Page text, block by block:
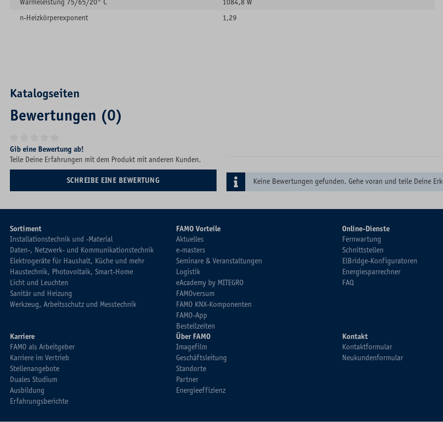
Wärmeleistung 75/65/20° C
1084,8 W
n-Heizkörperexponent
1,29
Katalogseiten
Bewertungen (0)
Durchschnittliche Bewertung von 0 von 5 Sternen
Gib eine Bewertung ab!
Teile Deine Erfahrungen mit dem Produkt mit anderen Kunden.
SCHREIBE EINE BEWERTUNG Keine Bewertungen gefunden. Gehe voran und teile Deine
Sortiment
Installationstechnik und -Material
Daten-, Netzwerk- und Kommunikationstechnik
Elektrogeräte für Haushalt, Küche und mehr
Haustechnik, Photovoltaik, Smart-Home
Licht und Leuchten
Sanitär und Heizung
Werkzeug, Arbeitsschutz und Messtechnik
FAMO Vorteile
Aktuelles
e-masters
Seminare & Veranstaltungen
Logistik
eAcademy by MITEGRO
FAMOversum
FAMO KNX-Komponenten
FAMO-App
Bestellzeiten
Online-Dienste
Fernwartung
Schnittstellen
ElBridge-Konfiguratoren
Energiesparrechner
FAQ
Karriere
FAMO als Arbeitgeber
Karriere im Vertrieb
Stellenangebote
Duales Studium
Ausbildung
Erfahrungsberichte
Über FAMO
Imagefilm
Geschäftsleitung
Standorte
Partner
Energieeffizienz
Kontakt
Kontaktformular
Neukundenformular